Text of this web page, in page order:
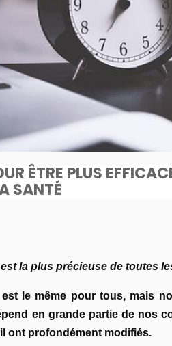
ÊTRE PLUS
SANTÉ
la plus précieuse de toutes
le même pour tous, mais
en grande partie de nos
ont profondément modifiés.